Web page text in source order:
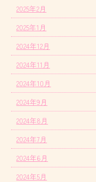
2025年2月
2025年1月
2024年12月
2024年11月
2024年10月
2024年9月
2024年8月
2024年7月
2024年6月
2024年5月